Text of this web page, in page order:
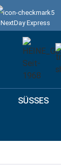
NextDay Express
SÜSSES